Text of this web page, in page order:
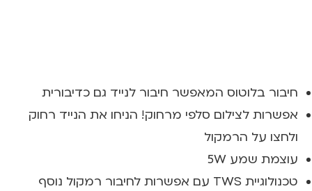
חיבור בלוטוס המאפשר חיבור לנייד גם כדיבורית
אפשרות לצילום סלפי מרחוק! הניחו את הנייד רחוק
ולחצו על הרמקול
עוצמת שמע 5W
טכנולוגיית TWS עם אפשרות לחיבור רמקול נוסף